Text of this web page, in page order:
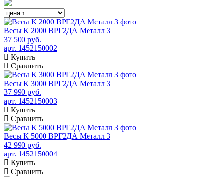
Весы К 2000 ВРГ2ДА Металл 3
37 500 руб.
арт. 1452150002
Купить
Сравнить
Весы К 3000 ВРГ2ДА Металл 3
37 990 руб.
арт. 1452150003
Купить
Сравнить
Весы К 5000 ВРГ2ДА Металл 3
42 990 руб.
арт. 1452150004
Купить
Сравнить